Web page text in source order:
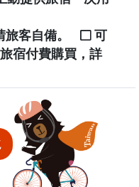
旅客自備。
可
宿付費購買，詳